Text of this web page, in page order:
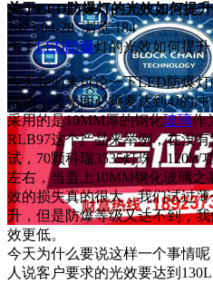
关于LED防爆灯的光效如何提
2023-04-28 浏览:184
关于LED防爆灯的光效如何提升
今天我们来讨论一下LED防爆
殊性，透光面必须要达到4J的
采用的是10MM厚的钢化玻璃作
RLB97这个产品来举例，在没
试，70颗科瑞3535灯珠，120W
左右，当盖上10MM钢化玻璃
效的损失真的很大，我们试过
升，但是防爆等级又达不到，
效更低。
今天为什么要说这样一个事情
人说客户要求的光效要达到